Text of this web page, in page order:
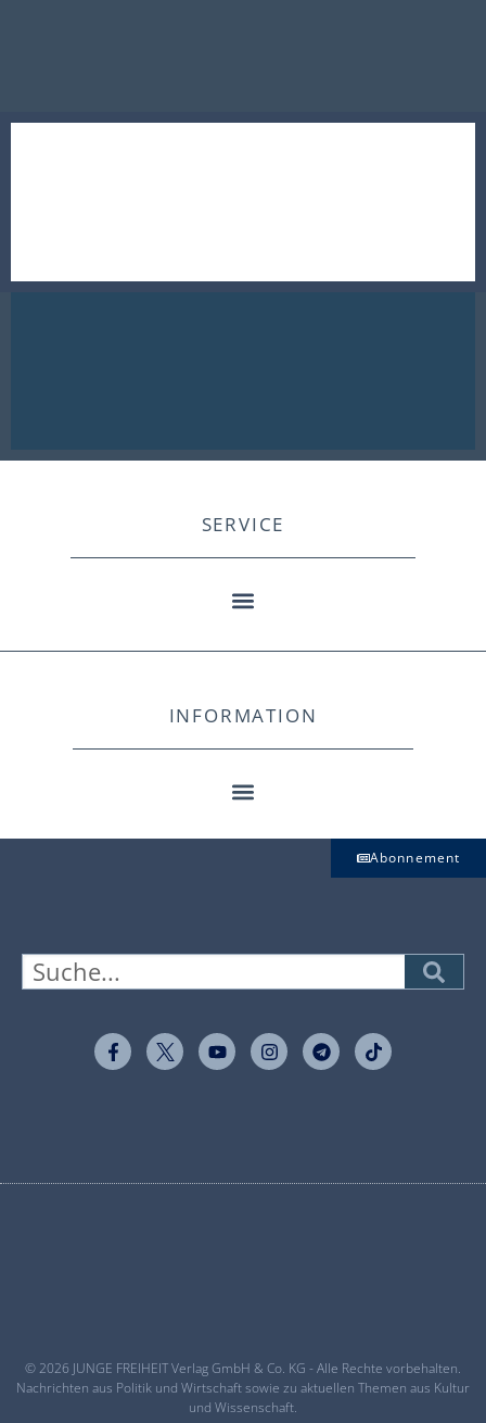
SERVICE
INFORMATION
Abonnement
© 2026 JUNGE FREIHEIT Verlag GmbH & Co. KG - Alle Rechte vorbehalten.
Nachrichten aus Politik und Wirtschaft sowie zu aktuellen Themen aus Kultur
und Wissenschaft.